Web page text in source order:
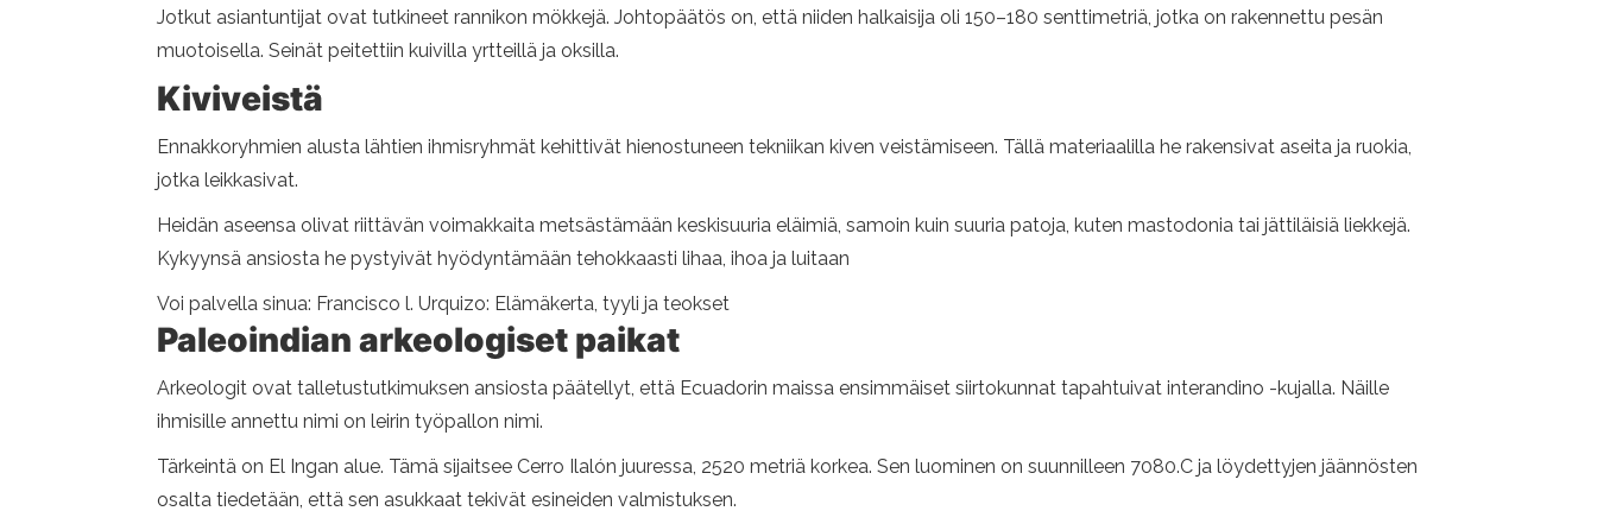
Jotkut asiantuntijat ovat tutkineet rannikon mökkejä. Johtopäätös on, että niiden halkaisija oli 150–180 senttimetriä, jotka on rakennettu pesän
muotoisella. Seinät peitettiin kuivilla yrtteillä ja oksilla.
Kiviveistä
Ennakkoryhmien alusta lähtien ihmisryhmät kehittivät hienostuneen tekniikan kiven veistämiseen. Tällä materiaalilla he rakensivat aseita ja ruokia,
jotka leikkasivat.
Heidän aseensa olivat riittävän voimakkaita metsästämään keskisuuria eläimiä, samoin kuin suuria patoja, kuten mastodonia tai jättiläisiä liekkejä.
Kykyynsä ansiosta he pystyivät hyödyntämään tehokkaasti lihaa, ihoa ja luitaan
Voi palvella sinua: Francisco l. Urquizo: Elämäkerta, tyyli ja teokset
Paleoindian arkeologiset paikat
Arkeologit ovat talletustutkimuksen ansiosta päätellyt, että Ecuadorin maissa ensimmäiset siirtokunnat tapahtuivat interandino -kujalla. Näille
ihmisille annettu nimi on leirin työpallon nimi.
Tärkeintä on El Ingan alue. Tämä sijaitsee Cerro Ilalón juuressa, 2520 metriä korkea. Sen luominen on suunnilleen 7080.C ja löydettyjen jäännösten
osalta tiedetään, että sen asukkaat tekivät esineiden valmistuksen.